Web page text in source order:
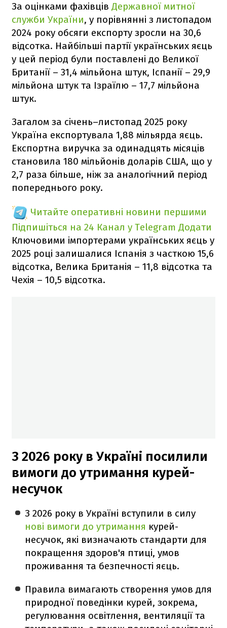
За оцінками фахівців Державної митної
служби України, у порівнянні з листопадом
2024 року обсяги експорту зросли на 30,6
відсотка. Найбільші партії українських яєць
у цей період були поставлені до Великої
Британії – 31,4 мільйона штук, Іспанії – 29,9
мільйона штук та Ізраїлю – 17,7 мільйона
штук.
Загалом за січень–листопад 2025 року
Україна експортувала 1,88 мільярда яєць.
Експортна виручка за одинадцять місяців
становила 180 мільйонів доларів США, що у
2,7 раза більше, ніж за аналогічний період
попереднього року.
Читайте оперативні новини першими
Підпишіться на 24 Канал у Telegram Додати
Ключовими імпортерами українських яєць у
2025 році залишалися Іспанія з часткою 15,6
відсотка, Велика Британія – 11,8 відсотка та
Чехія – 10,5 відсотка.
З 2026 року в Україні посилили
вимоги до утримання курей-
несучок
З 2026 року в Україні вступили в силу
нові вимоги до утримання курей-
несучок, які визначають стандарти для
покращення здоров'я птиці, умов
проживання та безпечності яєць.
Правила вимагають створення умов для
природної поведінки курей, зокрема,
регулювання освітлення, вентиляції та